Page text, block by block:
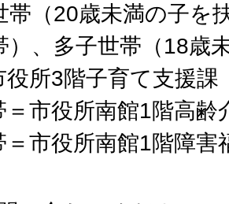
帯（20歳未満の子を
）、多子世帯（18歳
役所3階子育て支援課
＝市役所南館1階高齢
＝市役所南館1階障